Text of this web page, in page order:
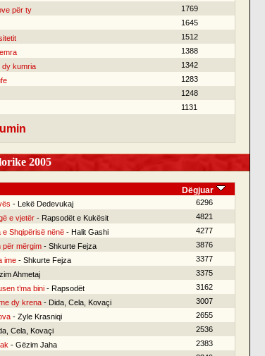
për ty
1769
1645
1512
1388
dy kumria
1342
1283
1248
1131
2005
Dëgjuar
- Lekë Dedevukaj
6296
e vjetër- Rapsodët e Kukësit
4821
e Shqipërisë nënë- Halit Gashi
4277
për mërgim- Shkurte Fejza
3876
ime- Shkurte Fejza
3377
Ahmetaj
3375
t’ma bini- Rapsodët
3162
dy krena- Dida, Cela, Kovaçi
3007
- Zyle Krasniqi
2655
Cela, Kovaçi
2536
- Gëzim Jaha
2383